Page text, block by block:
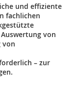
und effiziente
fachlichen
von
von
– zur